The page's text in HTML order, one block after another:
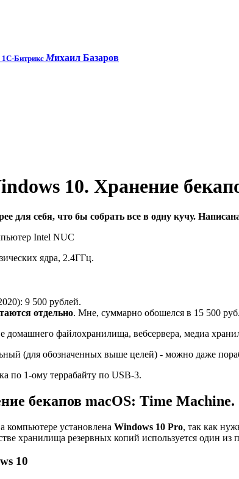
1С-БитриксМихаил Базаров
10. Хранение
для себя, что бы собрать все в одну кучу.
Intel NUC
ядра, 2.4ГГц.
9 500 рублей.
отдельно. Мне, суммарно обошелся в 15 500 руб.
домашнего файлохранилища, вебсервера, медиа
(для обозначенных выше целей) - можно даже
по 1-ому террабайту по USB-3.
бекапов macOS: Time Machine.
установлена Windows 10 Pro, так как
хранилища резервных копий используется один из
10